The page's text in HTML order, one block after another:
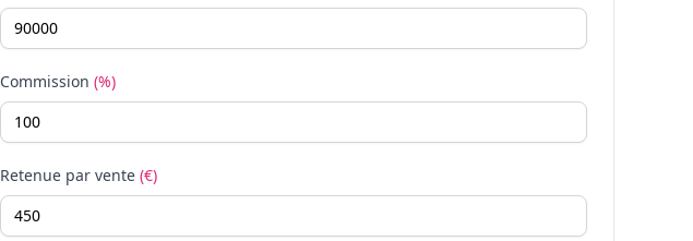
Commission (%)
Retenue par vente (€)